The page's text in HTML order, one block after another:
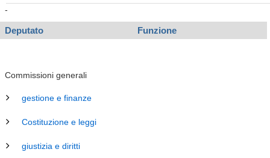
-
Deputato Funzione
Commissioni generali
gestione e finanze
Costituzione e leggi
giustizia e diritti